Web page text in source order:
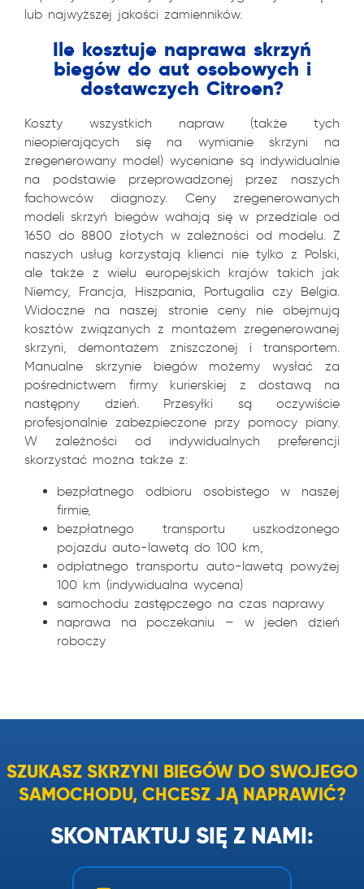
lub najwyższej jakości zamienników.
Ile kosztuje naprawa skrzyń
biegów do aut osobowych i
dostawczych Citroen?
Koszty wszystkich napraw (także tych
nieopierających się na wymianie skrzyni na
zregenerowany model) wyceniane są indywidualnie
na podstawie przeprowadzonej przez naszych
fachowców diagnozy. Ceny zregenerowanych
modeli skrzyń biegów wahają się w przedziale od
1650 do 8800 złotych w zależności od modelu. Z
naszych usług korzystają klienci nie tylko z Polski,
ale także z wielu europejskich krajów takich jak
Niemcy, Francja, Hiszpania, Portugalia czy Belgia.
Widoczne na naszej stronie ceny nie obejmują
kosztów związanych z montażem zregenerowanej
skrzyni, demontażem zniszczonej i transportem.
Manualne skrzynie biegów możemy wysłać za
pośrednictwem firmy kurierskiej z dostawą na
następny dzień. Przesyłki są oczywiście
profesjonalnie zabezpieczone przy pomocy piany.
W zależności od indywidualnych preferencji
skorzystać można także z:
bezpłatnego odbioru osobistego w naszej
firmie,
bezpłatnego transportu uszkodzonego
pojazdu auto-lawetą do 100 km,
odpłatnego transportu auto-lawetą powyżej
100 km (indywidualna wycena)
samochodu zastępczego na czas naprawy
naprawa na poczekaniu – w jeden dzień
roboczy
SZUKASZ SKRZYNI BIEGÓW DO SWOJEGO
SAMOCHODU, CHCESZ JĄ NAPRAWIĆ?
SKONTAKTUJ SIĘ Z NAMI: